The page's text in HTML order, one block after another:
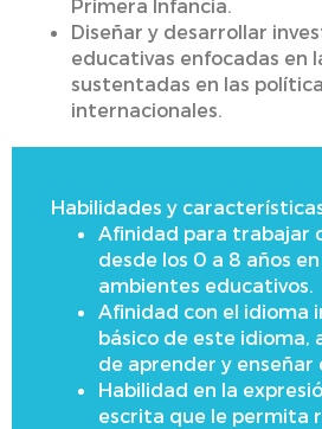
Primera Infancia.
Diseñar y desarrollar
educativas enfocadas en
sustentadas en las
internacionales.
Habilidades y
Afinidad para trabajar
desde los 0 a 8 años
ambientes educativos.
Afinidad con el idioma
básico de este idioma,
de aprender y enseñar
Habilidad en la
escrita que le permita